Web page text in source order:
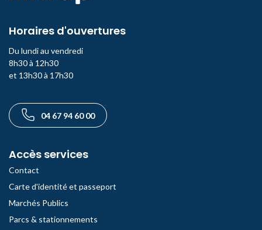
Horaires d'ouvertures
Du lundi au vendredi
8h30 à 12h30
et 13h30 à 17h30
Téléphone
04 67 94 60 00
Accès services
Contact
Carte d'identité et passeport
Marchés Publics
Parcs & stationnements